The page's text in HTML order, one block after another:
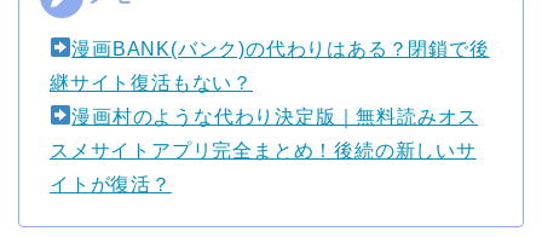
漫画BANK(バンク)の代わりはある？閉鎖で後
継サイト復活もない？
漫画村のような代わり決定版｜無料読みオス
スメサイトアプリ完全まとめ！後続の新しいサ
イトが復活？